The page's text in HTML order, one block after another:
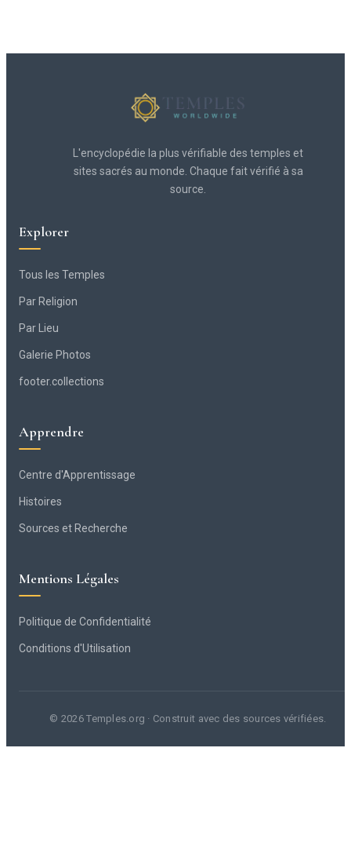
L'encyclopédie la plus vérifiable des temples et
sites sacrés au monde. Chaque fait vérifié à sa
source.
Explorer
Tous les Temples
Par Religion
Par Lieu
Galerie Photos
footer.collections
Apprendre
Centre d'Apprentissage
Histoires
Sources et Recherche
Mentions Légales
Politique de Confidentialité
Conditions d'Utilisation
© 2026 Temples.org · Construit avec des sources vérifiées.